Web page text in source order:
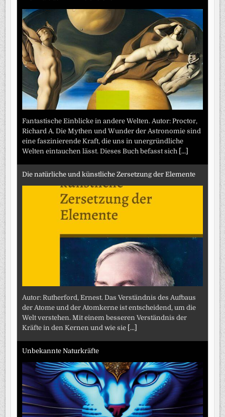
Fantastische Einblicke in andere Welten. Autor: Proctor,
Richard A. Die Mythen und Wunder der Astronomie sind
eine faszinierende Kraft, die uns in unergründliche
Welten eintauchen lässt. Dieses Buch befasst sich
[...]
Die natürliche und künstliche Zersetzung der Elemente
Autor: Rutherford, Ernest. Das Verständnis des Aufbaus
der Atome und der Atomkerne ist entscheidend, um die
Welt verstehen. Mit einem besseren Verständnis der
Kräfte in den Kernen und wie sie [...]
Unbekannte Naturkräfte